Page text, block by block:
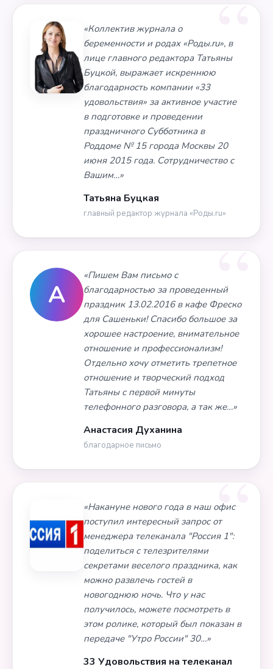
«Коллектив журнала о
беременности и родах «Роды.ru», в
лице главного редактора Татьяны
Буцкой, выражает искреннюю
благодарность компании «33
удовольствия» за активное участие
в подготовке и проведении
праздничного Субботника в
Роддоме № 15 города Москвы 20
июня 2015 года. Сотрудничество с
Вашим…»
Татьяна Буцкая
главный редактор журнала «Роды.ru»
А
«Пишем Вам письмо с
благодарностью за проведенный
праздник 13.02.2016 в кафе Фреско
для Сашеньки! Спасибо большое за
хорошее настроение, внимательное
отношение и профессионализм!
Отдельно хочу отметить трепетное
отношение и творческий подход
Татьяны с первой минуты
телефонного разговора, а так же…»
Анастасия Духанина
благодарное письмо
«Накануне нового года в наш офис
поступил интересный запрос от
менеджера телеканала "Россия 1":
поделиться с телезрителями
секретами веселого праздника, как
можно развлечь гостей в
новогоднюю ночь. Что у нас
получилось, можете посмотреть в
этом ролике, который был показан в
передаче "Утро России" 30…»
33 Удовольствия на телеканал